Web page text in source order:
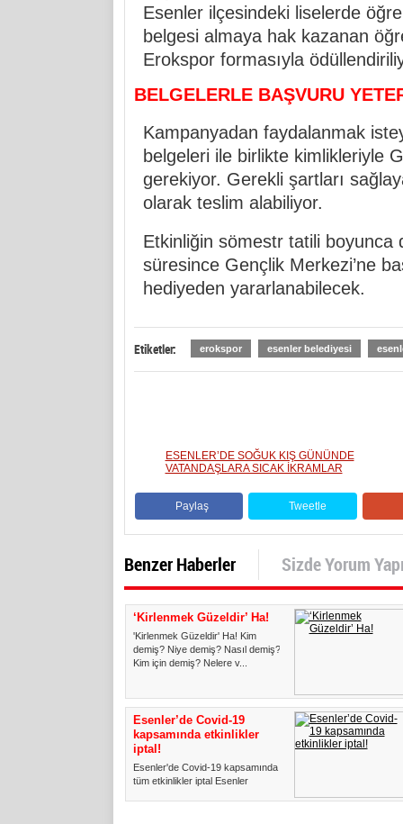
Esenler ilçesindeki liselerde
belgesi almaya hak kazanan
Erokspor formasıyla
BELGELERLE BAŞVURU
Kampanyadan faydalanmak
belgeleri ile birlikte kimlikleriyle
gerekiyor. Gerekli şartları
olarak teslim alabiliyor.
Etkinliğin sömestr tatili boyunca
süresince Gençlik Merkezi’ne
hediyeden yararlanabilecek.
Etiketler: erokspor esenler belediyesi
ESENLER’DE SOĞUK KIŞ GÜNÜNDE
VATANDAŞLARA SICAK İKRAMLAR
Paylaş Tweetle
Benzer Haberler Sizde Yorum
‘Kirlenmek Güzeldir’ Ha!
'Kirlenmek Güzeldir' Ha! Kim
demiş? Niye demiş? Nasıl demiş?
Kim için demiş? Nelere v...
Esenler’de Covid-19
kapsamında etkinlikler
iptal!
Esenler'de Covid-19 kapsamında
tüm etkinlikler iptal Esenler